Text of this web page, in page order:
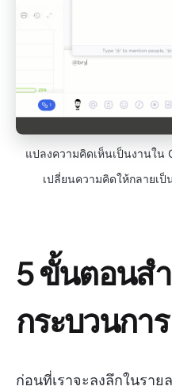
แปลงความคิดเห็นเป็นงานใน
เปลี่ยนความคิดให้กลายเ
5 ขั้นตอนส
กระบวนกา
ก่อนที่เราจะลงลึกในราย